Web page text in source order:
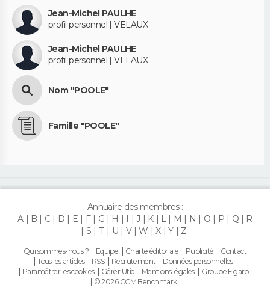
Jean-Michel PAULHE
profil personnel | VELAUX
Jean-Michel PAULHE
profil personnel | VELAUX
Nom "POOLE"
Famille "POOLE"
Annuaire des membres :
A
B C D E F G H I J K L M N O P Q
R
S
T U V W X Y Z
Qui sommes-nous ? Equipe Charte éditoriale Publicité
Contact
Tous les articles
RSS Recrutement
Données personnelles
Paramétrer les cookies
Gérer Utiq Mentions légales
Groupe Figaro
© 2026 CCM Benchmark